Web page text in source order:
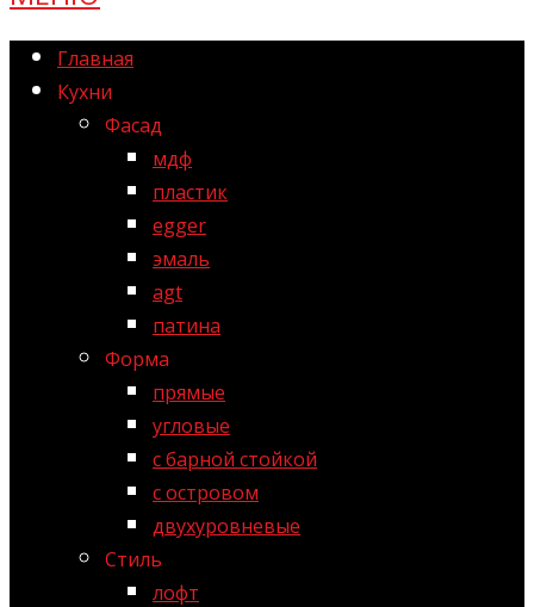
Главная
Кухни
Фасад
мдф
пластик
egger
эмаль
agt
патина
Форма
прямые
угловые
с барной стойкой
с островом
двухуровневые
Стиль
лофт